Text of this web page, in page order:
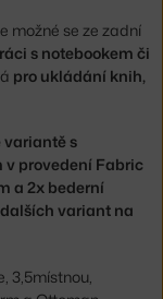
možné se ze zadní
s notebookem či
pro ukládání knih,
variantě s
provedení Fabric
a 2x bederní
variant na
3,5místnou,